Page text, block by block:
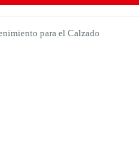
para el Calzado